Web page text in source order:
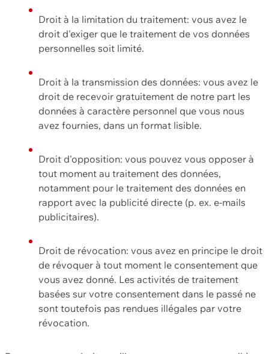
Droit à la limitation du traitement: vous avez le
droit d'exiger que le traitement de vos données
personnelles soit limité.
Droit à la transmission des données: vous avez le
droit de recevoir gratuitement de notre part les
données à caractère personnel que vous nous
avez fournies, dans un format lisible.
Droit d'opposition: vous pouvez vous opposer à
tout moment au traitement des données,
notamment pour le traitement des données en
rapport avec la publicité directe (p. ex. e-mails
publicitaires).
Droit de révocation: vous avez en principe le droit
de révoquer à tout moment le consentement que
vous avez donné. Les activités de traitement
basées sur votre consentement dans le passé ne
sont toutefois pas rendues illégales par votre
révocation.